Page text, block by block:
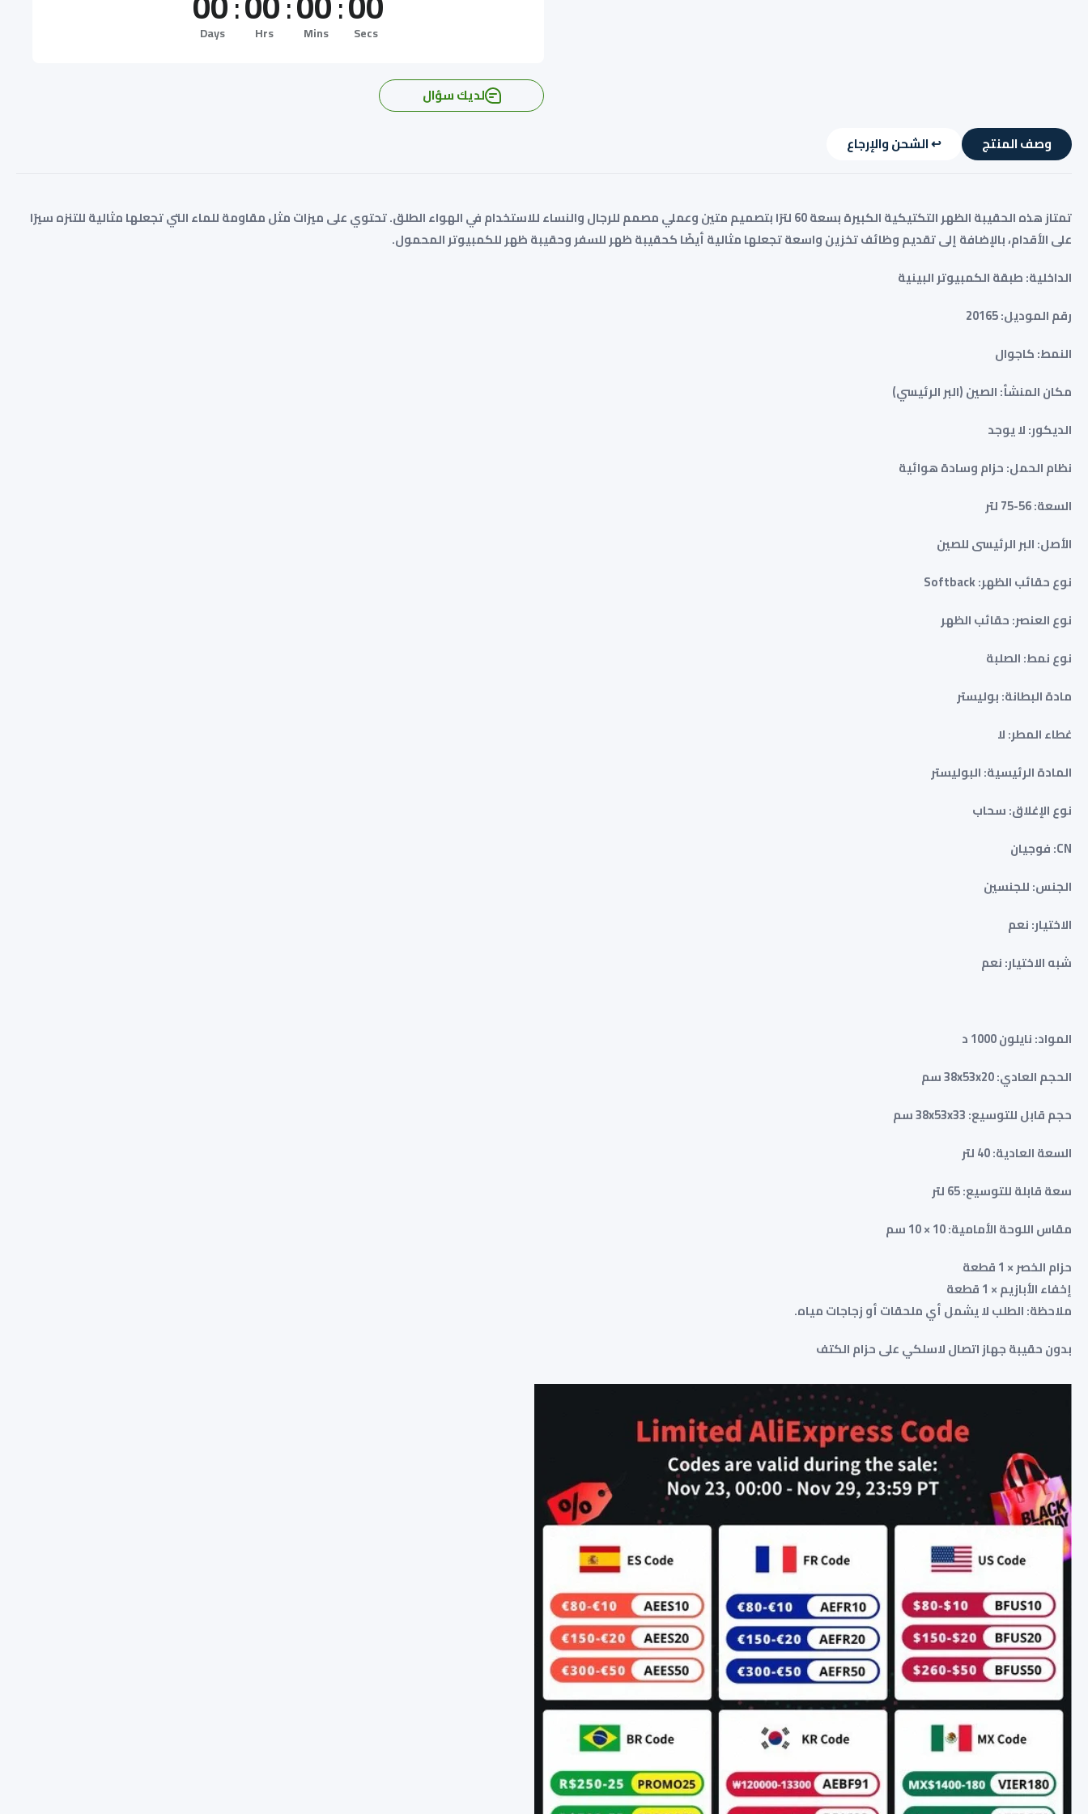
Days Hrs Mins Secs
لديك سؤال
وصف المنتج
↩️ الشحن والإرجاع
تمتاز هذه الحقيبة الظهر التكتيكية الكبيرة بسعة 60 لترًا بتصميم متين وعملي مصمم للرجال والنساء للاستخدام في الهواء الطلق. تحتوي على ميزات مثل مقاومة للماء التي تجعلها مثالية للتنزه سيرًا
على الأقدام، بالإضافة إلى تقديم وظائف تخزين واسعة تجعلها مثالية أيضًا كحقيبة ظهر للسفر وحقيبة ظهر للكمبيوتر المحمول.
الداخلية: طبقة الكمبيوتر البينية
رقم الموديل: 20165
النمط: كاجوال
مكان المنشأ: الصين (البر الرئيسي)
الديكور: لا يوجد
نظام الحمل: حزام وسادة هوائية
السعة: 56-75 لتر
الأصل: البر الرئيسى للصين
نوع حقائب الظهر: Softback
نوع العنصر: حقائب الظهر
نوع نمط: الصلبة
مادة البطانة: بوليستر
غطاء المطر: لا
المادة الرئيسية: البوليستر
نوع الإغلاق: سحاب
CN: فوجيان
الجنس: للجنسين
الاختيار: نعم
شبه الاختيار: نعم
المواد: نايلون 1000 د
الحجم العادي: 38x53x20 سم
حجم قابل للتوسيع: 38x53x33 سم
السعة العادية: 40 لتر
سعة قابلة للتوسيع: 65 لتر
مقاس اللوحة الأمامية: 10 × 10 سم
حزام الخصر × 1 قطعة
إخفاء الأبازيم × 1 قطعة
ملاحظة: الطلب لا يشمل أي ملحقات أو زجاجات مياه.
بدون حقيبة جهاز اتصال لاسلكي على حزام الكتف